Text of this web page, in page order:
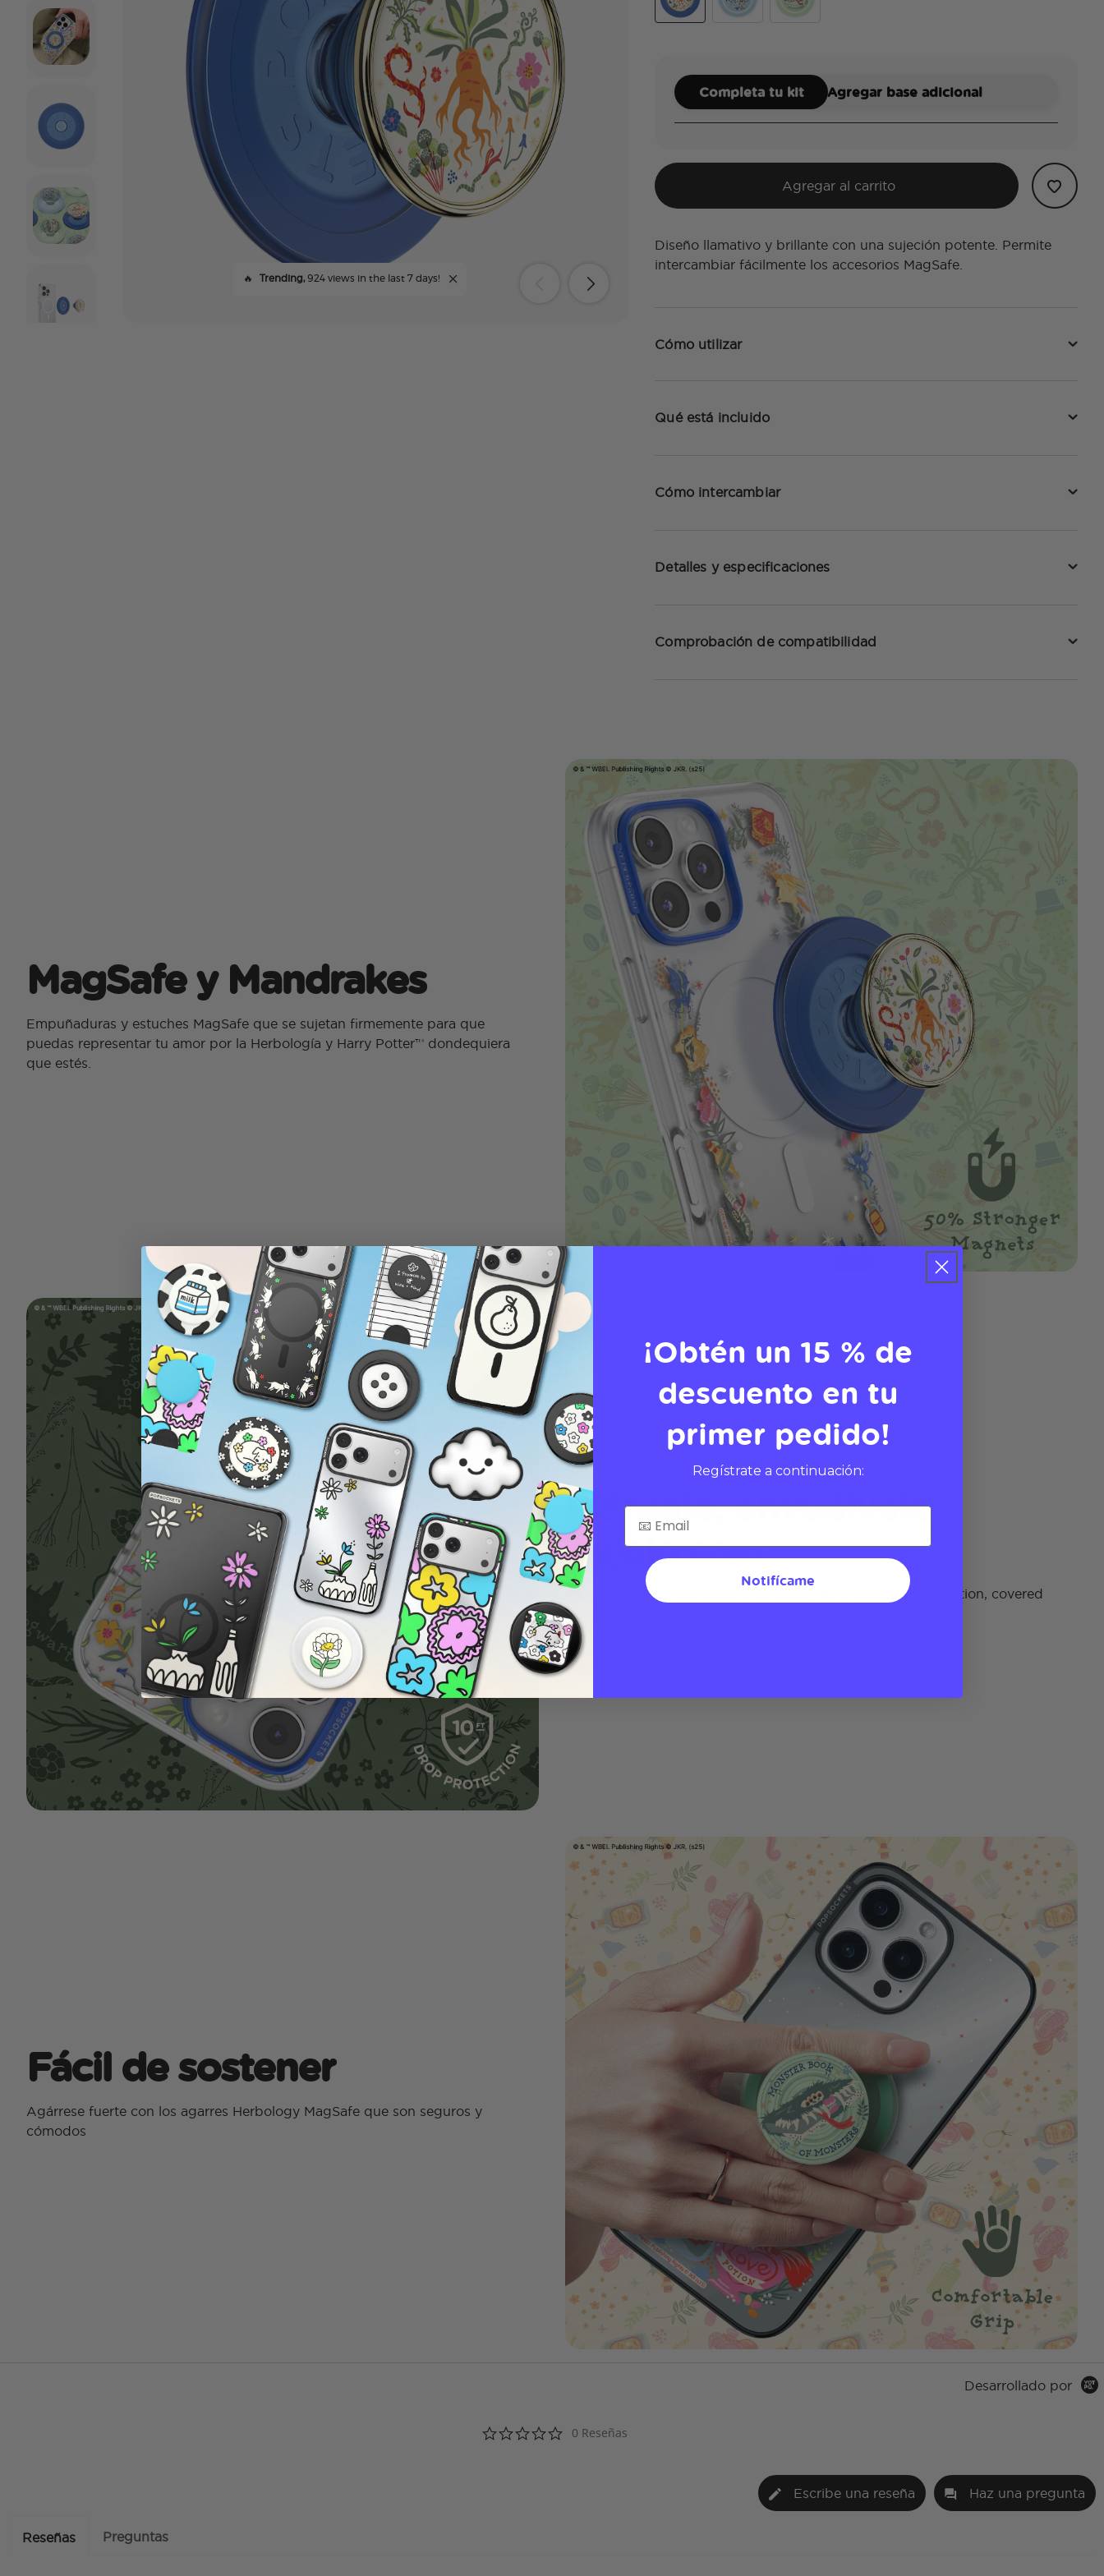
🔥 Trending,924 views in the last 7 days!
Completa tu kit Agregar base adicional
Agregar al carrito
Diseño llamativo y brillante con una sujeción potente. Permite
intercambiar fácilmente los accesorios MagSafe.
Cómo utilizar
Qué está incluido
Cómo intercambiar
Detalles y especificaciones
Comprobación de compatibilidad
MagSafe y Mandrakes
Empuñaduras y estuches MagSafe que se sujetan firmemente para que
puedas representar tu amor por la Herbología y Harry Potter™ dondequiera
que estés.
Plántalo, envuélvelo,
déjalo caer
MagSafe-compatible cases with strong hold and drop protection, covered
in iconic Herbology designs
Fácil de sostener
Agárrese fuerte con los agarres Herbology MagSafe que son seguros y
cómodos
Desarrollado por
0.0 star rating
0 Reseñas
Escribe una reseña Haz una pregunta
Reseñas Preguntas
¡Obtén un 15 % de
descuento en tu
primer pedido!
Regístrate a continuación:
Notifícame